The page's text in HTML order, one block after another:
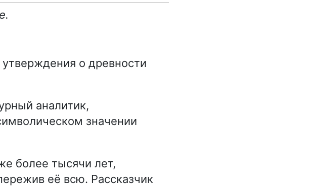
утверждения о древности
аналитик,
значении
более тысячи лет,
её всю. Рассказчик